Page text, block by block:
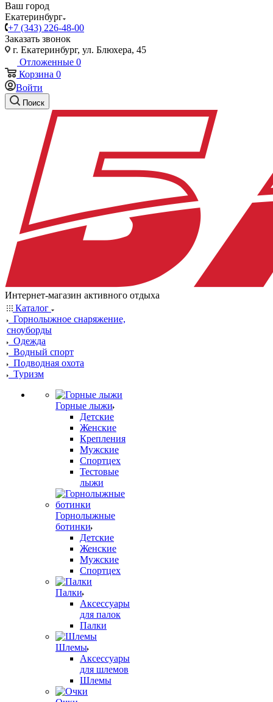
Ваш город
Екатеринбург
+7 (343) 226-48-00
Заказать звонок
г. Екатеринбург, ул. Блюхера, 45
Отложенные 0
Корзина 0
Войти
Поиск
Интернет-магазин активного отдыха
Каталог
Горнолыжное снаряжение,
сноуборды
Одежда
Водный спорт
Подводная охота
Туризм
Горные лыжи
Детские
Женские
Крепления
Мужские
Спортцех
Тестовые
лыжи
Горнолыжные
ботинки
Детские
Женские
Мужские
Спортцех
Палки
Аксессуары
для палок
Палки
Шлемы
Аксессуары
для шлемов
Шлемы